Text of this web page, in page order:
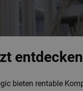
entdecken
bieten rentable